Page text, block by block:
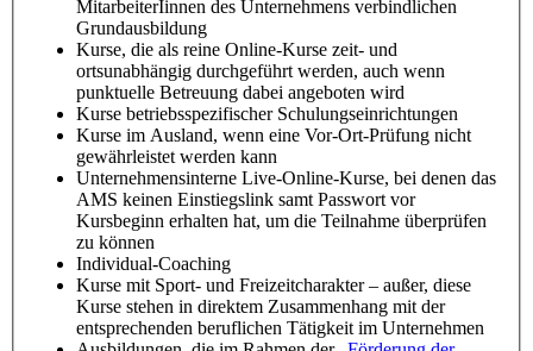
MitarbeiterIinnen des Unternehmens verbindlichen
Grundausbildung
Kurse, die als reine Online-Kurse zeit- und
ortsunabhängig durchgeführt werden, auch wenn
punktuelle Betreuung dabei angeboten wird
Kurse betriebsspezifischer Schulungseinrichtungen
Kurse im Ausland, wenn eine Vor-Ort-Prüfung nicht
gewährleistet werden kann
Unternehmensinterne Live-Online-Kurse, bei denen das
AMS keinen Einstiegslink samt Passwort vor
Kursbeginn erhalten hat, um die Teilnahme überprüfen
zu können
Individual-Coaching
Kurse mit Sport- und Freizeitcharakter – außer, diese
Kurse stehen in direktem Zusammenhang mit der
entsprechenden beruflichen Tätigkeit im Unternehmen